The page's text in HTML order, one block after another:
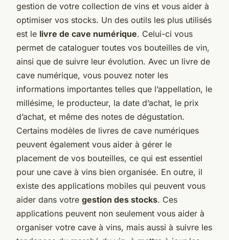
gestion de votre collection de vins et vous aider à
optimiser vos stocks. Un des outils les plus utilisés
est le livre de cave numérique. Celui-ci vous
permet de cataloguer toutes vos bouteilles de vin,
ainsi que de suivre leur évolution. Avec un livre de
cave numérique, vous pouvez noter les
informations importantes telles que l’appellation, le
millésime, le producteur, la date d’achat, le prix
d’achat, et même des notes de dégustation.
Certains modèles de livres de cave numériques
peuvent également vous aider à gérer le
placement de vos bouteilles, ce qui est essentiel
pour une cave à vins bien organisée. En outre, il
existe des applications mobiles qui peuvent vous
aider dans votre gestion des stocks. Ces
applications peuvent non seulement vous aider à
organiser votre cave à vins, mais aussi à suivre les